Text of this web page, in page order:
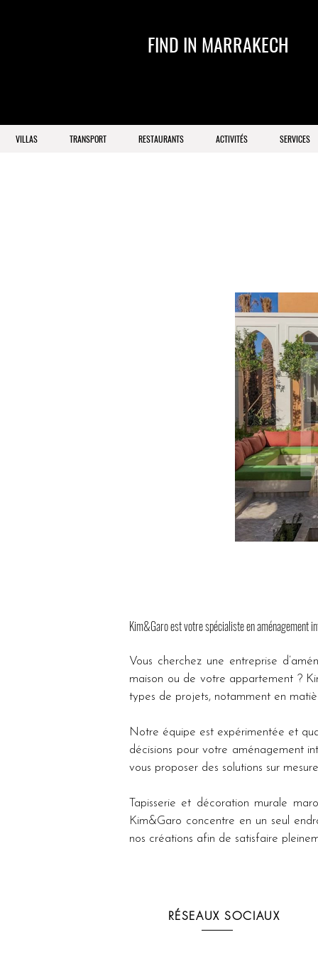
FIND IN MARRAKECH
VILLAS TRANSPORT RESTAURANTS ACTIVITÉS SERVICES
Kim&Garo est votre spécialiste en aménagement
Vous cherchez une entreprise
maison ou de votre appartement ?
types de projets, notamment en
Notre équipe est expérimentée et
décisions pour votre aménagement
vous proposer des solutions sur
Tapisserie et décoration murale
Kim&Garo concentre en un seul
nos créations afin de satisfaire
RÉSEAUX SOCIAUX